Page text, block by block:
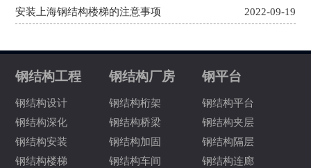
2022-09-19
安装上海钢结构楼梯的注意事项
钢结构工程
钢结构设计
钢结构深化
钢结构安装
钢结构楼梯
钢结构厂房
钢结构桁架
钢结构桥梁
钢结构加固
钢结构车间
钢平台
钢结构平台
钢结构夹层
钢结构隔层
钢结构连廊